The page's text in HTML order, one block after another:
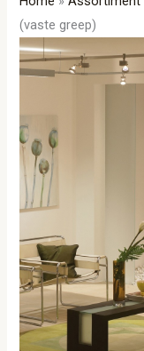
(vaste greep)